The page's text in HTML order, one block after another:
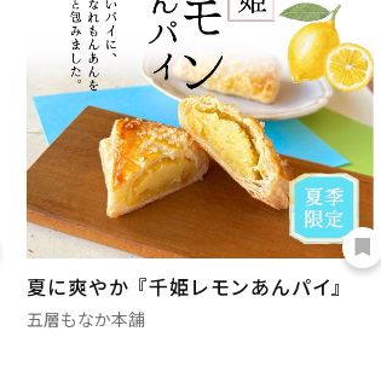
夏に爽やか『千姫レモンあんパイ』
五層もなか本舗